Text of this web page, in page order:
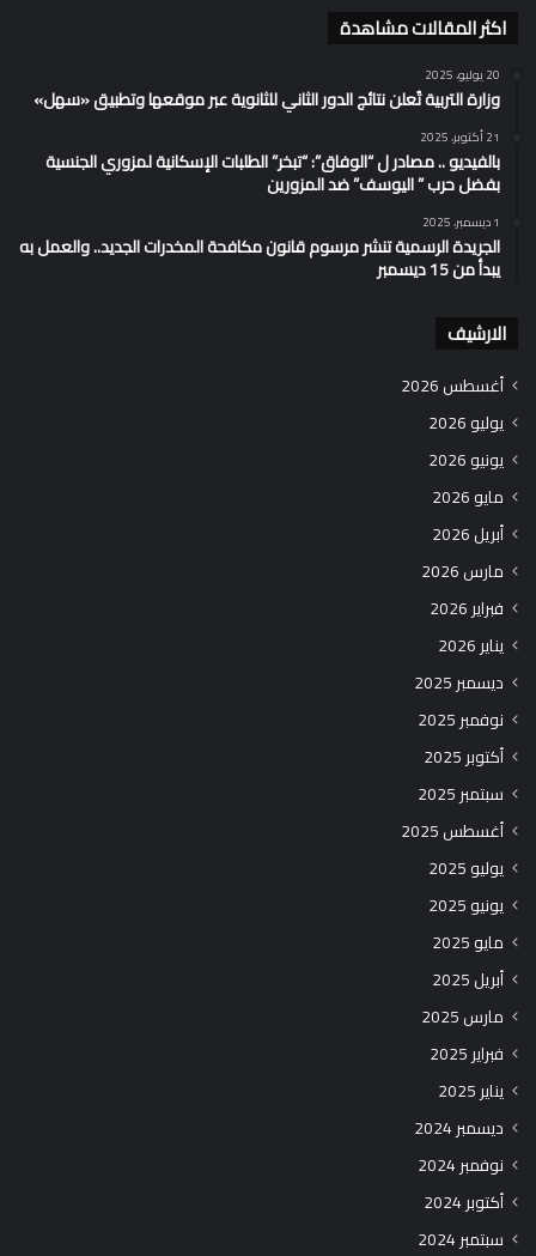
اكثر المقالات مشاهدة
20 يوليو، 2025
وزارة التربية تُعلن نتائج الدور الثاني للثانوية عبر موقعها وتطبيق «سهل»
21 أكتوبر، 2025
بالفيديو .. مصادر ل “الوفاق”: “تبخر” الطلبات الإسكانية لمزوري الجنسية
بفضل حرب ” اليوسف” ضد المزورين
1 ديسمبر، 2025
الجريدة الرسمية تنشر مرسوم قانون مكافحة المخدرات الجديد.. والعمل به
يبدأ من 15 ديسمبر
الارشيف
أغسطس 2026
يوليو 2026
يونيو 2026
مايو 2026
أبريل 2026
مارس 2026
فبراير 2026
يناير 2026
ديسمبر 2025
نوفمبر 2025
أكتوبر 2025
سبتمبر 2025
أغسطس 2025
يوليو 2025
يونيو 2025
مايو 2025
أبريل 2025
مارس 2025
فبراير 2025
يناير 2025
ديسمبر 2024
نوفمبر 2024
أكتوبر 2024
سبتمبر 2024